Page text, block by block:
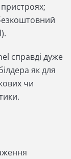
справді дуже
як для
чи